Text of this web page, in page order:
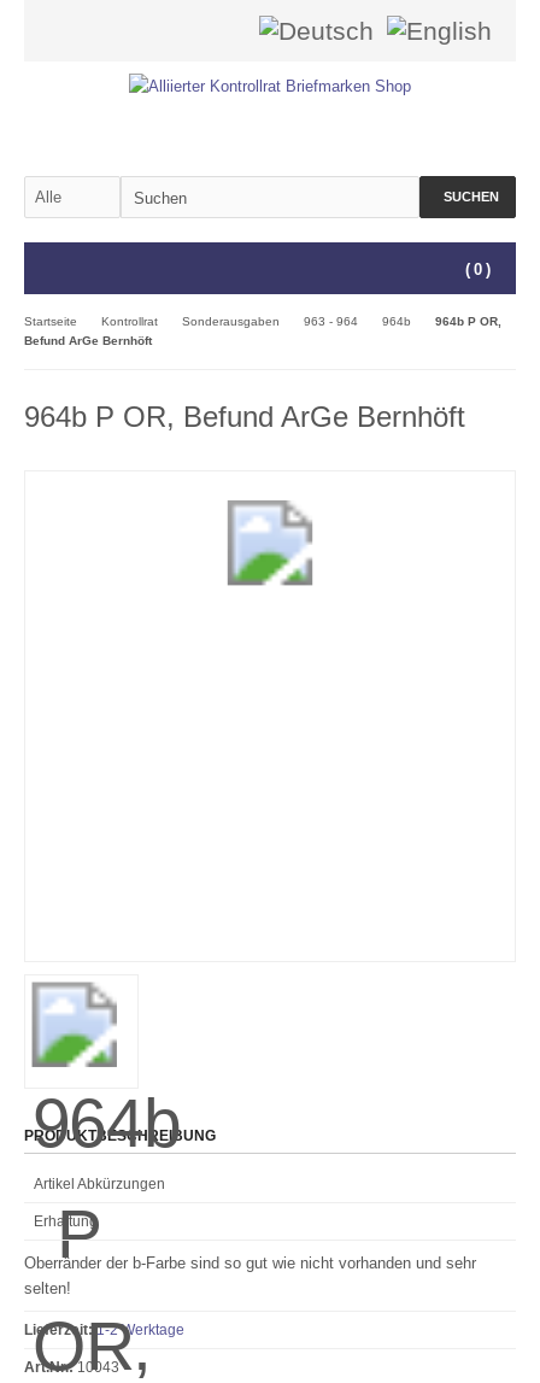
SUCHEN
( 0 )
Startseite Kontrollrat Sonderausgaben 963 - 964 964b
964b P OR,
Befund ArGe Bernhöft
964b P OR, Befund ArGe Bernhöft
PRODUKTBESCHREIBUNG
Artikel Abkürzungen
Erhaltung
Oberränder der b-Farbe sind so gut wie nicht vorhanden und sehr
selten!
Lieferzeit: 1-2 Werktage
Art.Nr.: 10043